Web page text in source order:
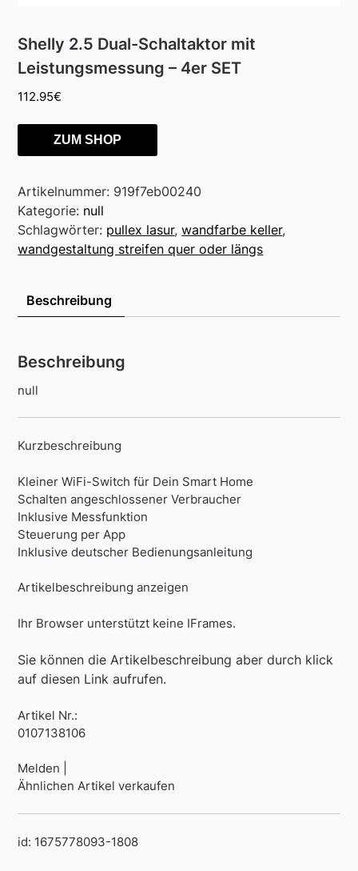
Shelly 2.5 Dual-Schaltaktor mit
Leistungsmessung – 4er SET
112.95€
ZUM SHOP
Artikelnummer: 919f7eb00240
Kategorie: null
Schlagwörter: pullex lasur,wandfarbe keller,
wandgestaltung streifen quer oder längs
Beschreibung
Beschreibung
null
Kurzbeschreibung
Kleiner WiFi-Switch für Dein Smart Home
Schalten angeschlossener Verbraucher
Inklusive Messfunktion
Steuerung per App
Inklusive deutscher Bedienungsanleitung
Artikelbeschreibung anzeigen
Ihr Browser unterstützt keine IFrames.
Sie können die Artikelbeschreibung aber durch klick
auf diesen Link aufrufen.
Artikel Nr.:
0107138106
Melden |
Ähnlichen Artikel verkaufen
id: 1675778093-1808